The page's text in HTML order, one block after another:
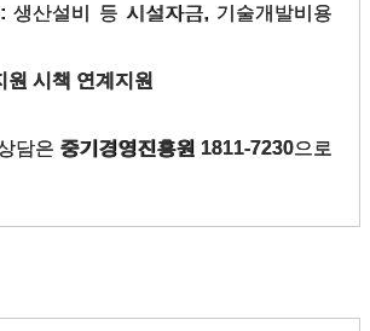
생산설비 등 시설자금, 기술개발비용
원 시책 연계지원
담은 중기경영진흥원 1811-7230으로